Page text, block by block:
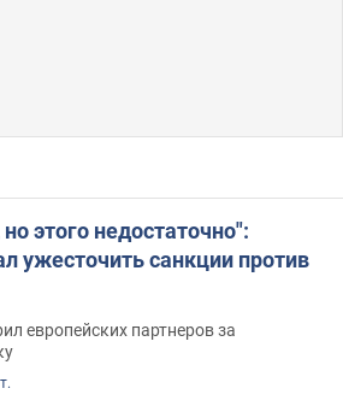
этого недостаточно":
ужесточить санкции против
европейских партнеров за